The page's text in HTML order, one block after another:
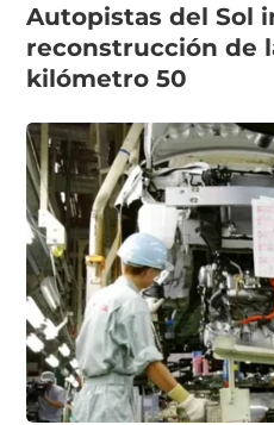
Autopistas del Sol
reconstrucción de
kilómetro 50